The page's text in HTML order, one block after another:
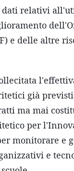
dati relativi
e delle altre
già
ma mai
per
monitorare e
e